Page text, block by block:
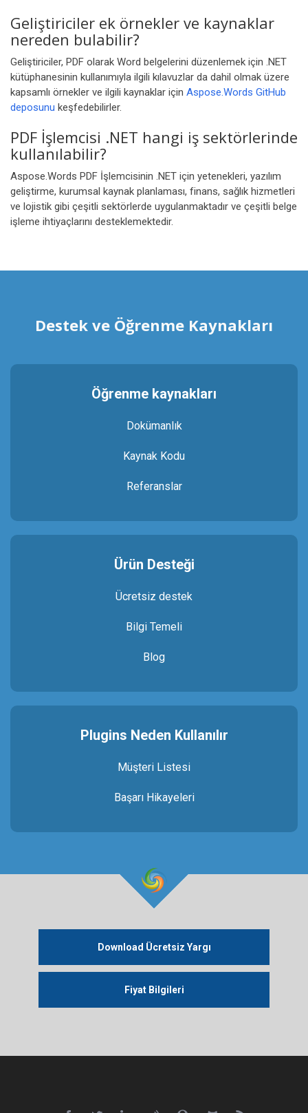
Geliştiriciler ek örnekler ve kaynaklar
nereden bulabilir?
Geliştiriciler, PDF olarak Word belgelerini düzenlemek için .NET
kütüphanesinin kullanımıyla ilgili kılavuzlar da dahil olmak üzere
kapsamlı örnekler ve ilgili kaynaklar için Aspose.Words GitHub
deposunu keşfedebilirler.
PDF İşlemcisi .NET hangi iş sektörlerinde
kullanılabilir?
Aspose.Words PDF İşlemcisinin .NET için yetenekleri, yazılım
geliştirme, kurumsal kaynak planlaması, finans, sağlık hizmetleri
ve lojistik gibi çeşitli sektörlerde uygulanmaktadır ve çeşitli belge
işleme ihtiyaçlarını desteklemektedir.
Destek ve Öğrenme Kaynakları
Öğrenme kaynakları
Dokümanlık
Kaynak Kodu
Referanslar
Ürün Desteği
Ücretsiz destek
Bilgi Temeli
Blog
Plugins Neden Kullanılır
Müşteri Listesi
Başarı Hikayeleri
Download Ücretsiz Yargı
Fiyat Bilgileri